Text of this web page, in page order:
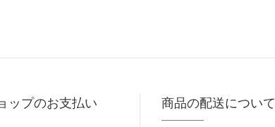
ップのお支払い 商品の配送について